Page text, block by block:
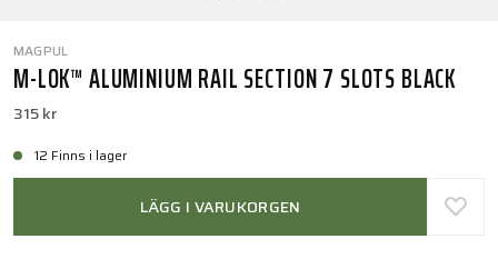
MAGPUL
M-LOK™ ALUMINIUM RAIL SECTION 7 SLOTS BLACK
315 kr
12 Finns i lager
LÄGG I VARUKORGEN